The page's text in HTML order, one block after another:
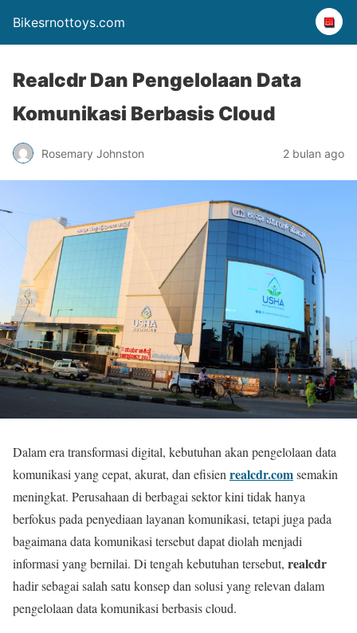
Bikesrnottoys.com
Realcdr Dan Pengelolaan Data
Komunikasi Berbasis Cloud
Rosemary Johnston 2 bulan ago
Dalam era transformasi digital, kebutuhan akan pengelolaan data
komunikasi yang cepat, akurat, dan efisien realcdr.comsemakin
meningkat. Perusahaan di berbagai sektor kini tidak hanya
berfokus pada penyediaan layanan komunikasi, tetapi juga pada
bagaimana data komunikasi tersebut dapat diolah menjadi
informasi yang bernilai. Di tengah kebutuhan tersebut, realcdr
hadir sebagai salah satu konsep dan solusi yang relevan dalam
pengelolaan data komunikasi berbasis cloud.